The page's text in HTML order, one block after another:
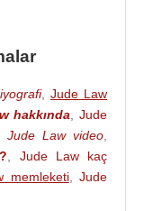
Iris’in yerde
ve Frost, iki yıl
Frost’a kaldı
çekimleri
ile nişanlandı.
, Jude Law
hakkında ,Jude
Jude Law video
Jude Law kaç
memleketi,Jude